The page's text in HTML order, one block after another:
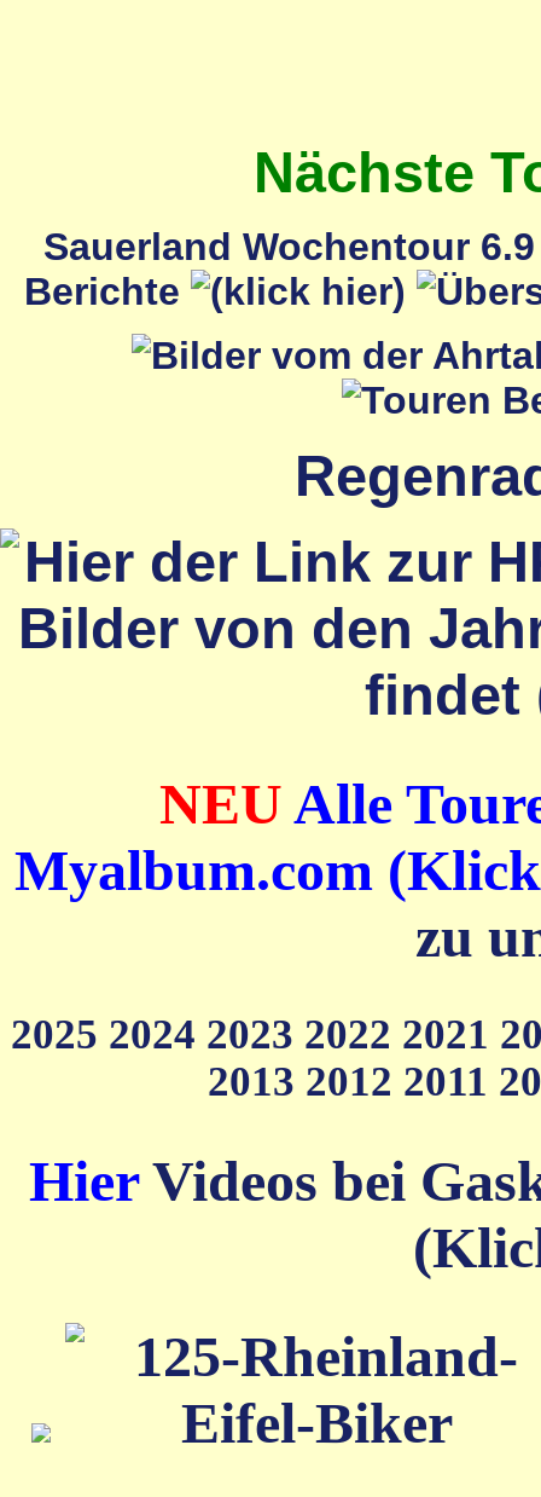
Nächste
Sauerland Wochentour
Berichte
NEUAlle
Myalbum.com
zu
2025 2024 2023 2022 2021
2013 2012 2011
HierVideos bei